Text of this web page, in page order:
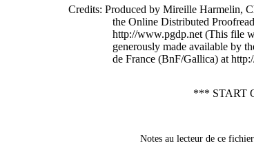
Credits: Produced by Mireille Harmelin,
the Online Distributed
http://www.pgdp.net (This file
generously made available by
de France (BnF/Gallica) at
*** START
Notes au lecteur de ce